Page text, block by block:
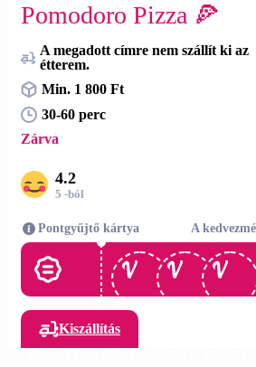
Pomodoro Pizza 🍕
A megadott címre nem szállít ki az
étterem.
Min. 1 800 Ft
30-60 perc
Zárva
4.2
5 -ból
Pontgyűjtő kártya A
Kiszállítás